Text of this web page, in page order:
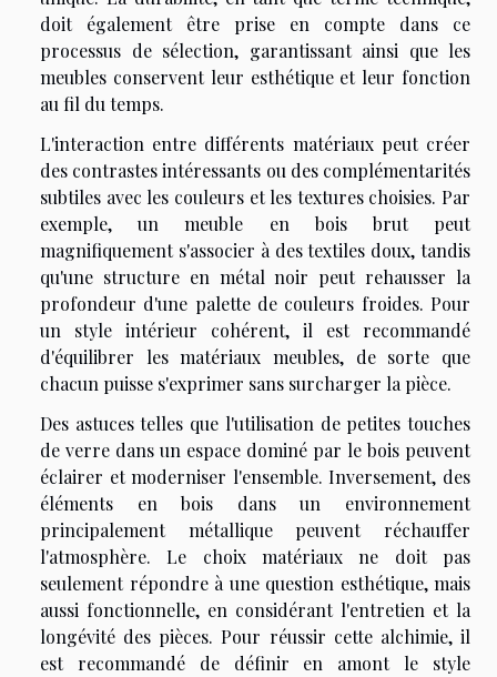
doit également être prise en compte dans ce
processus de sélection, garantissant ainsi que les
meubles conservent leur esthétique et leur fonction
au fil du temps.
L'interaction entre différents matériaux peut créer
des contrastes intéressants ou des complémentarités
subtiles avec les couleurs et les textures choisies. Par
exemple, un meuble en bois brut peut
magnifiquement s'associer à des textiles doux, tandis
qu'une structure en métal noir peut rehausser la
profondeur d'une palette de couleurs froides. Pour
un style intérieur cohérent, il est recommandé
d'équilibrer les matériaux meubles, de sorte que
chacun puisse s'exprimer sans surcharger la pièce.
Des astuces telles que l'utilisation de petites touches
de verre dans un espace dominé par le bois peuvent
éclairer et moderniser l'ensemble. Inversement, des
éléments en bois dans un environnement
principalement métallique peuvent réchauffer
l'atmosphère. Le choix matériaux ne doit pas
seulement répondre à une question esthétique, mais
aussi fonctionnelle, en considérant l'entretien et la
longévité des pièces. Pour réussir cette alchimie, il
est recommandé de définir en amont le style